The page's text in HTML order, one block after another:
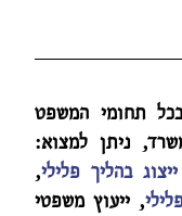
תחומי המשפט
ניתן למצוא:
ייצוג בהליך פלילי,
, ייעוץ משפטי